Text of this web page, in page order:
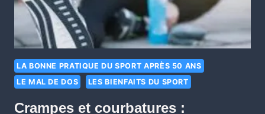
LA BONNE PRATIQUE DU SPORT APRÈS 50 ANS
LE MAL DE DOS
LES BIENFAITS DU SPORT
Crampes et courbatures :